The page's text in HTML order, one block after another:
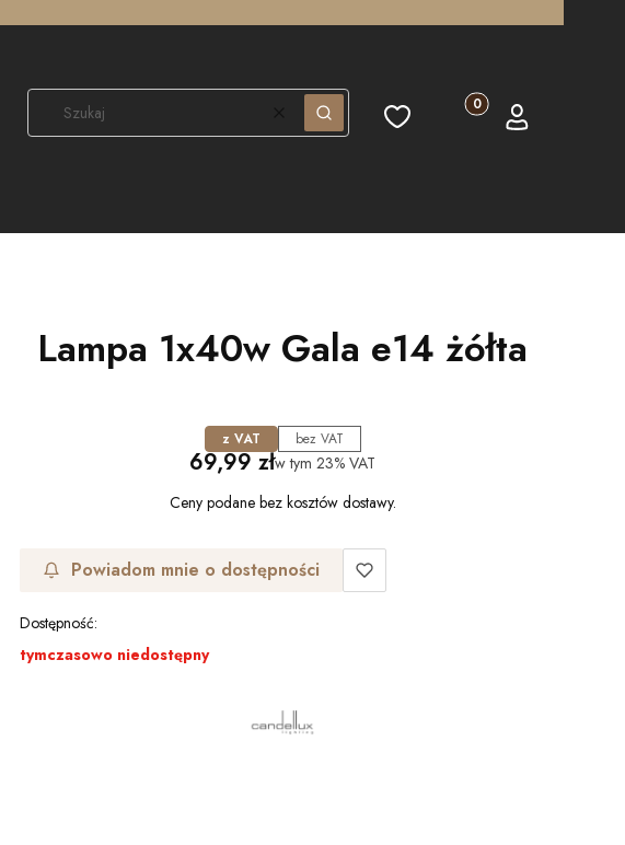
WyczyśćSzukaj Ulubione Produkty w koszyku:
Koszyk Zaloguj się
Lampa 1x40w Gala e14 żółta
z VAT bez VAT
Cena
69,99 złw tym23%VAT
Ceny podane bez kosztów dostawy.
Powiadom mnie o dostępności
Dostępność:
tymczasowo niedostępny